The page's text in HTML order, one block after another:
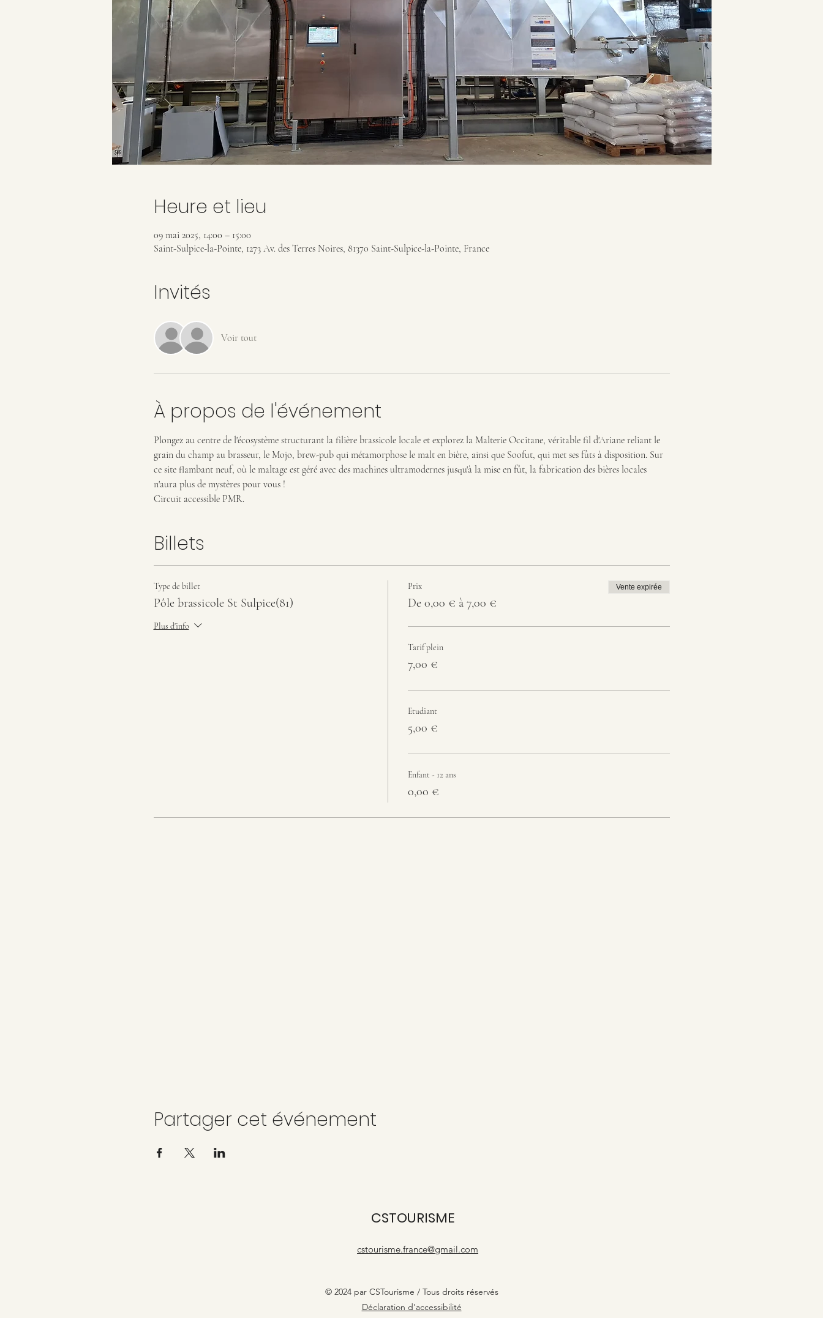
Heure et lieu
09 mai 2025, 14:00 – 15:00
Saint-Sulpice-la-Pointe, 1273 Av. des Terres Noires, 81370 Saint-Sulpice-la-Pointe, France
Invités
Voir tout
À propos de l'événement
Plongez au centre de l'écosystème structurant la filière brassicole locale et explorez la Malterie Occitane, véritable fil d'Ariane reliant le
grain du champ au brasseur, le Mojo, brew-pub qui métamorphose le malt en bière, ainsi que Soofut, qui met ses fûts à disposition. Sur
ce site flambant neuf, où le maltage est géré avec des machines ultramodernes jusqu'à la mise en fût, la fabrication des bières locales
n'aura plus de mystères pour vous !
Circuit accessible PMR.
Billets
Type de billet
Pôle brassicole St Sulpice(81)
Plus d'info
Prix
De 0,00 € à 7,00 €
Vente expirée
Tarif plein
7,00 €
Etudiant
5,00 €
Enfant - 12 ans
0,00 €
Partager cet événement
CSTOURISME
cstourisme.france@gmail.com
© 2024 par CSTourisme / Tous droits réservés
Déclaration d'accessibilité